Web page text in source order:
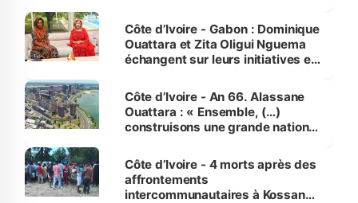
Côte d’Ivoire - Gabon : Dominique
Ouattara et Zita Oligui Nguema
échangent sur leurs initiatives en
enfants
Côte d’Ivoire - An 66. Alassane
Ouattara : « Ensemble, (…)
construisons une grande nation
générations futures »
Côte d’Ivoire - 4 morts après des
affrontements
intercommunautaires à Kossandji